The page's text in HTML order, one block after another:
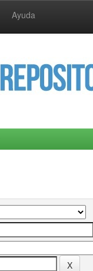
Ayuda